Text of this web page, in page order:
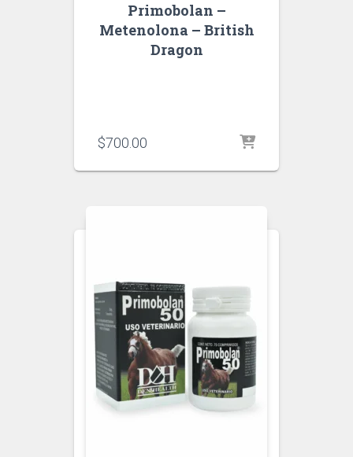
Primobolan –
Metenolona – British
Dragon
$700.00